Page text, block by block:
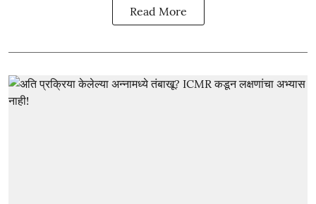
Read More